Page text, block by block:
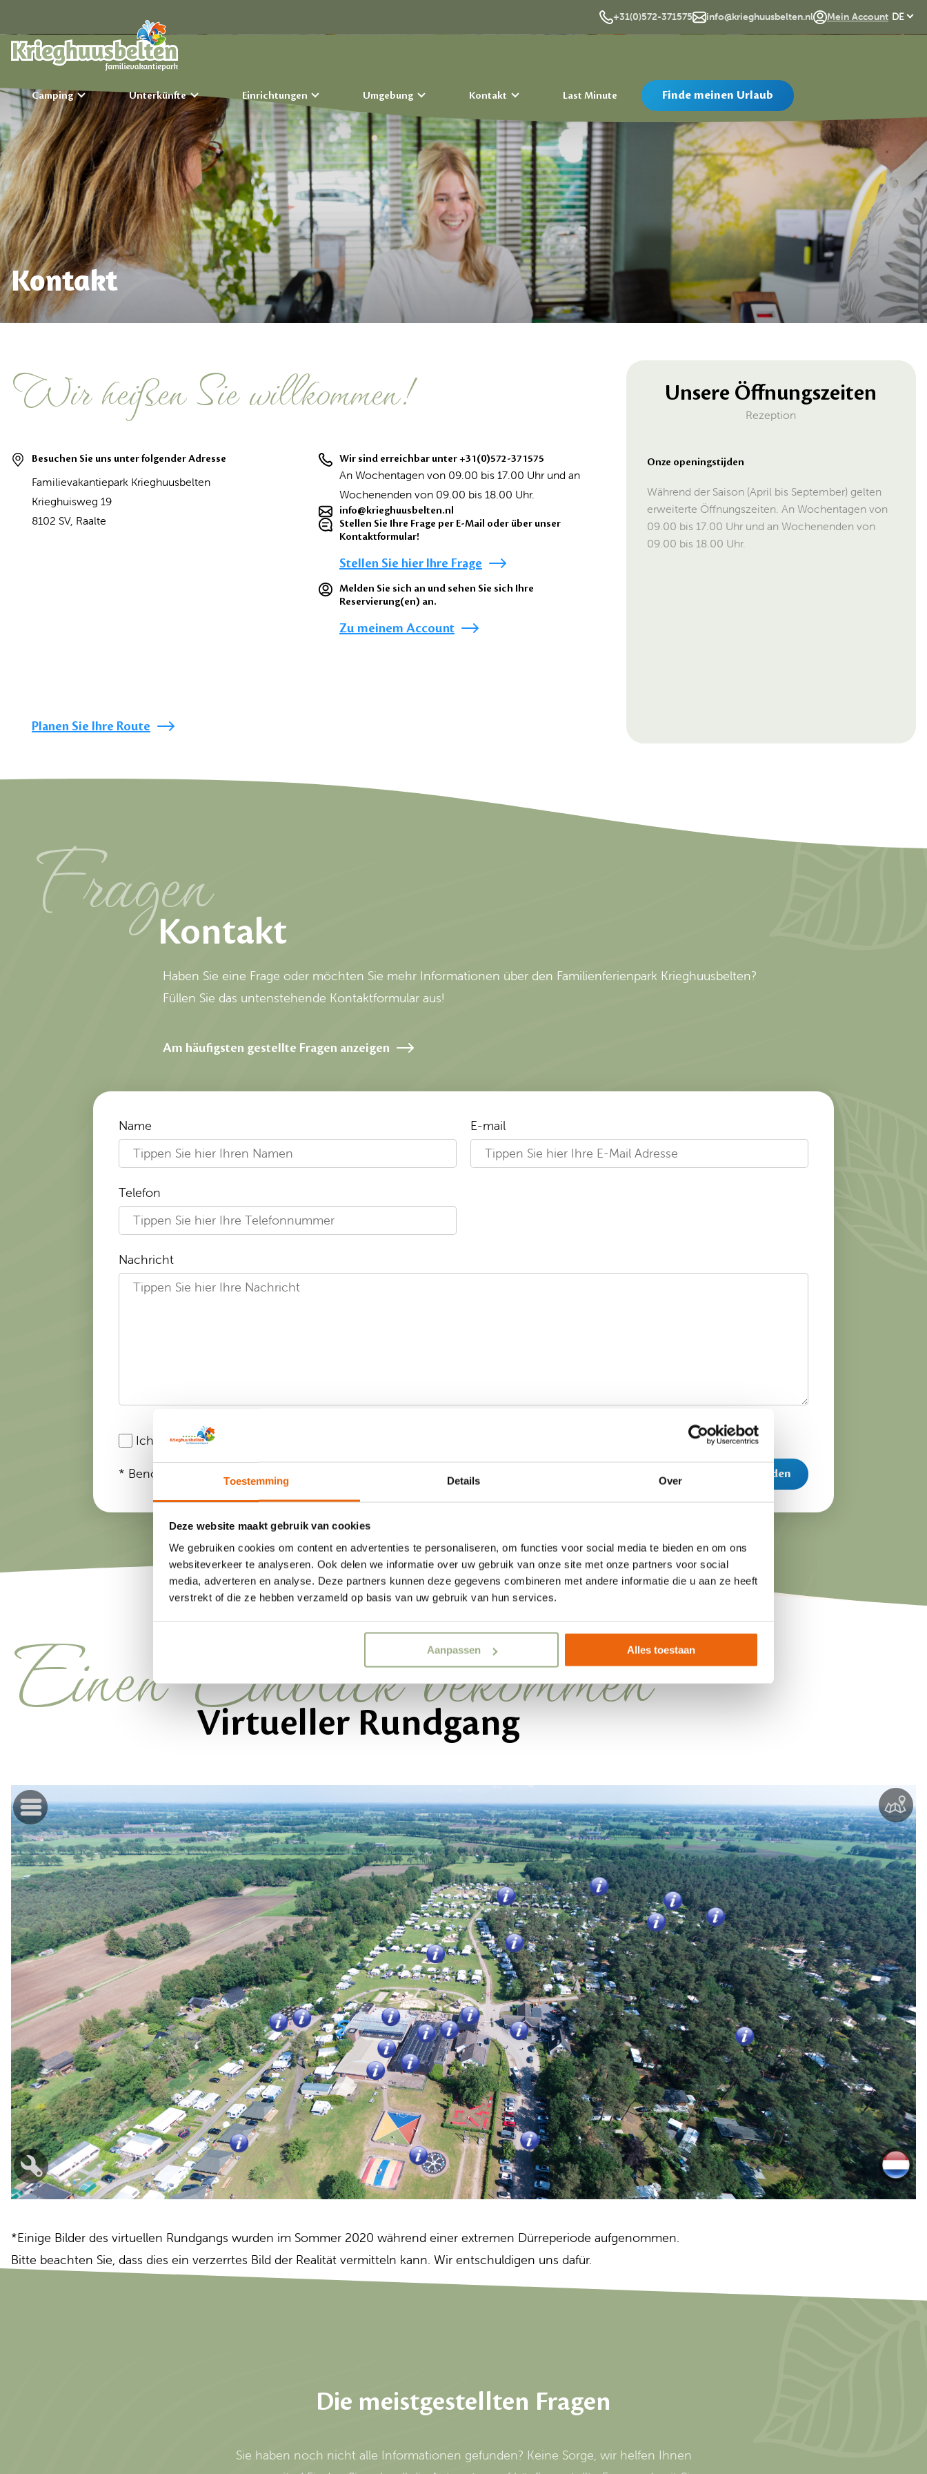
Toestemming Details Over
Deze website maakt gebruik van cookies
We gebruiken cookies om content en advertenties te personaliseren, om functies voor social media te bieden en om ons
websiteverkeer te analyseren. Ook delen we informatie over uw gebruik van onze site met onze partners voor social
media, adverteren en analyse. Deze partners kunnen deze gegevens combineren met andere informatie die u aan ze heeft
verstrekt of die ze hebben verzameld op basis van uw gebruik van hun services.
Aanpassen Alles toestaan
+31(0)572-371575 info@krieghuusbelten.nl Mein Account DE
EN
Camping Unterkünfte Einrichtungen Umgebung Kontakt Last Minute Finde meinen Urlaub
Kontakt
Wir heißen Sie willkommen!
Besuchen Sie uns unter folgender Adresse
Familievakantiepark Krieghuusbelten
Krieghuisweg 19
8102 SV, Raalte
Planen Sie Ihre Route
Wir sind erreichbar unter +31(0)572-371575
An Wochentagen von 09.00 bis 17.00 Uhr und an
Wochenenden von 09.00 bis 18.00 Uhr.
info@krieghuusbelten.nl
Stellen Sie Ihre Frage per E-Mail oder über unser
Kontaktformular!
Stellen Sie hier Ihre Frage
Melden Sie sich an und sehen Sie sich Ihre
Reservierung(en) an.
Zu meinem Account
Unsere Öffnungszeiten
Rezeption
Onze openingstijden
Während der Saison (April bis September) gelten
erweiterte Öffnungszeiten. An Wochentagen von
09.00 bis 17.00 Uhr und an Wochenenden von
09.00 bis 18.00 Uhr.
FragenKontakt
Haben Sie eine Frage oder möchten Sie mehr Informationen über den Familienferienpark Krieghuusbelten?
Füllen Sie das untenstehende Kontaktformular aus!
Am häufigsten gestellte Fragen anzeigen
Name E-mail
Telefon
Nachricht
Ich habe dieDatenschutzerklärung
* Benötigte Felder Senden
Einen Einblick bekommen
Virtueller Rundgang
*Einige Bilder des virtuellen Rundgangs wurden im Sommer 2020 während einer extremen Dürreperiode aufgenommen.
Bitte beachten Sie, dass dies ein verzerrtes Bild der Realität vermitteln kann. Wir entschuldigen uns dafür.
Die meistgestellten Fragen
Sie haben noch nicht alle Informationen gefunden? Keine Sorge, wir helfen Ihnen